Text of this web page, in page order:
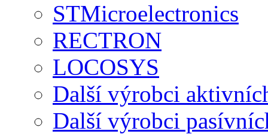
STMicroelectronics
RECTRON
LOCOSYS
Další výrobci
Další výrobci